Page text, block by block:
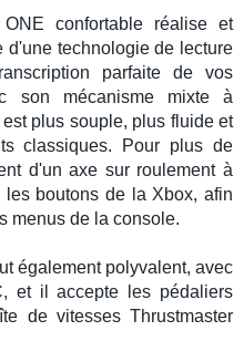
confortable réalise et
d'une technologie de lecture
parfaite de vos
son mécanisme mixte à
est plus souple, plus fluide et
classiques. Pour plus de
d'un axe sur roulement à
les boutons de la Xbox, afin
menus de la console.
également polyvalent, avec
, et il accepte les pédaliers
de vitesses Thrustmaster